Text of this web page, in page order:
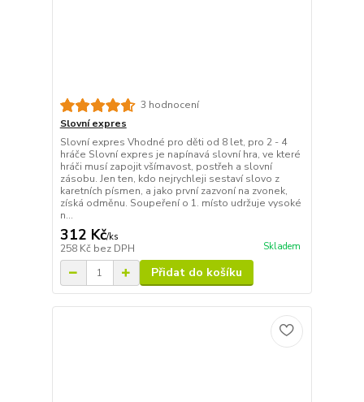
3 hodnocení
Slovní expres
Slovní expres Vhodné pro děti od 8 let, pro 2 - 4
hráče Slovní expres je napínavá slovní hra, ve které
hráči musí zapojit všímavost, postřeh a slovní
zásobu. Jen ten, kdo nejrychleji sestaví slovo z
karetních písmen, a jako první zazvoní na zvonek,
získá odměnu. Soupeření o 1. místo udržuje vysoké
n...
312 Kč/ks
258 Kč bez DPH Skladem
Přidat do košíku